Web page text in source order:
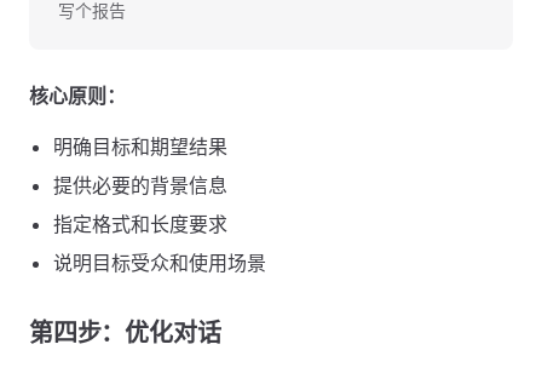
写个报告
核心原则：
明确目标和期望结果
提供必要的背景信息
指定格式和长度要求
说明目标受众和使用场景
第四步：优化对话